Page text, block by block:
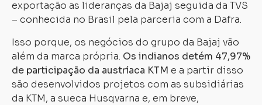
exportação as lideranças da Bajaj seguida da TVS
– conhecida no Brasil pela parceria com a Dafra.
Isso porque, os negócios do grupo da Bajaj vão
além da marca própria. Os indianos detém 47,97%
de participação da austríaca KTM e a partir disso
são desenvolvidos projetos com as subsidiárias
da KTM, a sueca Husqvarna e, em breve,